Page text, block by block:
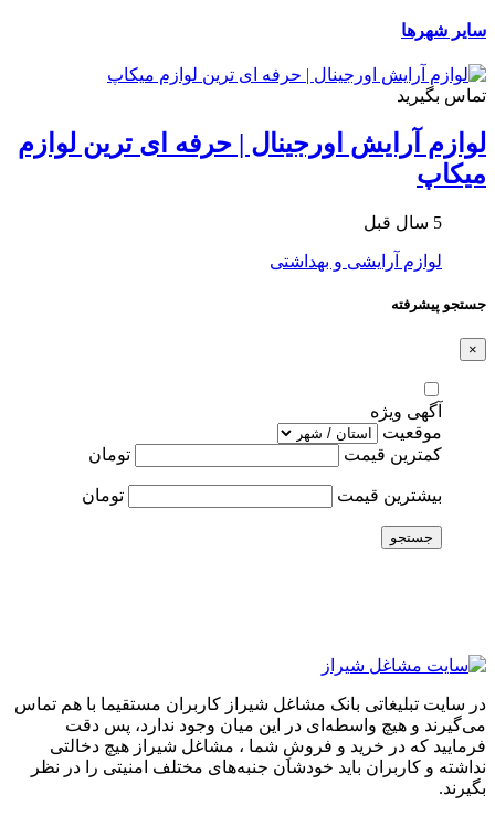
سایر شهرها
تماس بگیرید
لوازم آرایش اورجینال | حرفه ای ترین لوازم
میکاپ
5 سال قبل
لوازم آرایشی و بهداشتی
جستجو پیشرفته
×
آگهی ویژه
موقعیت
کمترین قیمت
تومان
بیشترین قیمت تومان
جستجو
در سایت تبلیغاتی بانک مشاغل شیراز کاربران مستقیما با هم تماس
می‌گیرند و هیچ واسطه‌ای در این میان وجود ندارد، پس دقت
فرمایید که در خرید و فروشِ شما ، مشاغل شیراز هیچ دخالتی
نداشته و کاربران باید خودشان جنبه‌های مختلف امنیتی را در نظر
بگیرند.